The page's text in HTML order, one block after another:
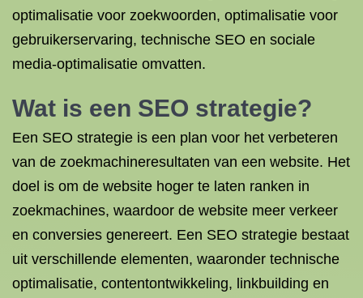
optimalisatie voor zoekwoorden, optimalisatie voor
gebruikerservaring, technische SEO en sociale
media-optimalisatie omvatten.
Wat is een SEO strategie?
Een SEO strategie is een plan voor het verbeteren
van de zoekmachineresultaten van een website. Het
doel is om de website hoger te laten ranken in
zoekmachines, waardoor de website meer verkeer
en conversies genereert. Een SEO strategie bestaat
uit verschillende elementen, waaronder technische
optimalisatie, contentontwikkeling, linkbuilding en